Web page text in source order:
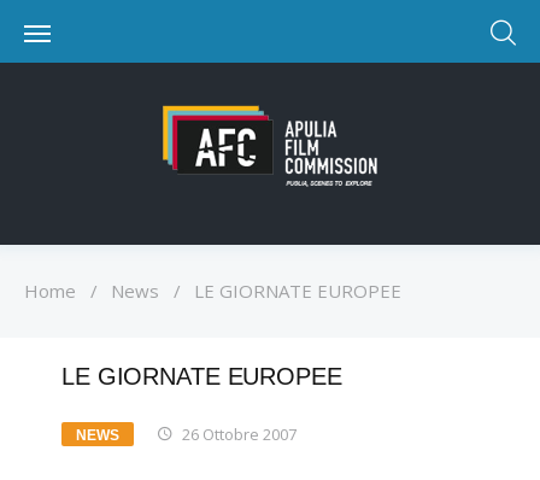
Home / News / LE GIORNATE EUROPEE
LE GIORNATE EUROPEE
NEWS 26 Ottobre 2007